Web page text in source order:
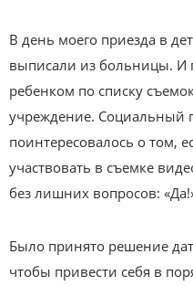
В день моего приезда в
выписали из больницы. И
ребенком по списку
учреждение. Социальный
поинтересовалось о том,
участвовать в съемке
без лишних вопросов:
Было принято решение
чтобы привести себя в